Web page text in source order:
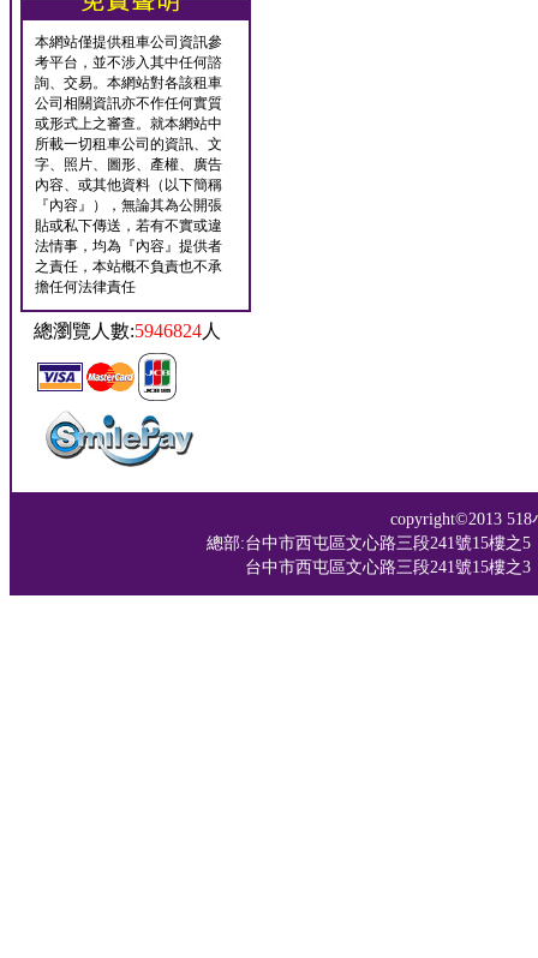
本網站僅提供租車公司資訊參
考平台，並不涉入其中任何諮
詢、交易。本網站對各該租車
公司相關資訊亦不作任何實質
或形式上之審查。就本網站中
所載一切租車公司的資訊、文
字、照片、圖形、產權、廣告
內容、或其他資料（以下簡稱
『內容』），無論其為公開張
貼或私下傳送，若有不實或違
法情事，均為『內容』提供者
之責任，本站概不負責也不承
擔任何法律責任
總瀏覽人數:5946824人
copyright©2013
總部:台中市西屯區文心路三段241號15樓之
台中市西屯區文心路三段241號15樓